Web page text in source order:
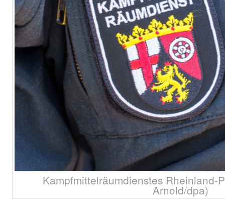
Kampfmittelräumdienstes Rheinland-
Arnold/dpa)